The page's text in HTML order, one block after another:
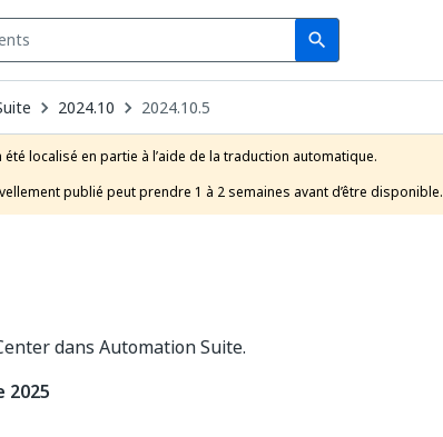
search
Search
2024.10 2024.10.5
localisé en partie à l’aide de la traduction automatique.
publié peut prendre 1 à 2 semaines avant d’être disponible.
dans Automation Suite.
2025